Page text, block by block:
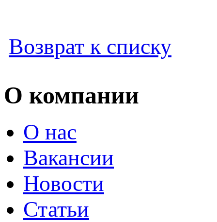
Возврат к списку
О компании
О нас
Вакансии
Новости
Статьи